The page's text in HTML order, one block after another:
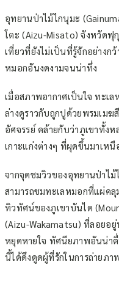
อุทยานป่าไม้ไกนุมะ
โตะ (Aizu-Misato) จังหวัดฟุ
เที่ยวที่ยังไม่เป็นที่รู้จักอย่างก
หมอกอันงดงามจนน่าทึ่ง
เมื่อสภาพอากาศเป็นใจ ทะเ
ล่างดูราวกับถูกปูด้วยพรมเม
อัศจรรย์ คล้ายกับว่าภูเขาทั้ง
เกาะแก่งต่างๆ ที่ผุดขึ้นมาเห
จากจุดชมวิวของอุทยานป่าไ
สามารถชมทะเลหมอกที่แผ่คลุ
ทิวทัศน์ของภูเขาบันได
(Aizu-Wakamatsu) ที่ลอยอ
หยุดหายใจ ทัศนียภาพอันน่าตื่
นี้ได้ดึงดูดผู้ที่รักในการถ่ายภา